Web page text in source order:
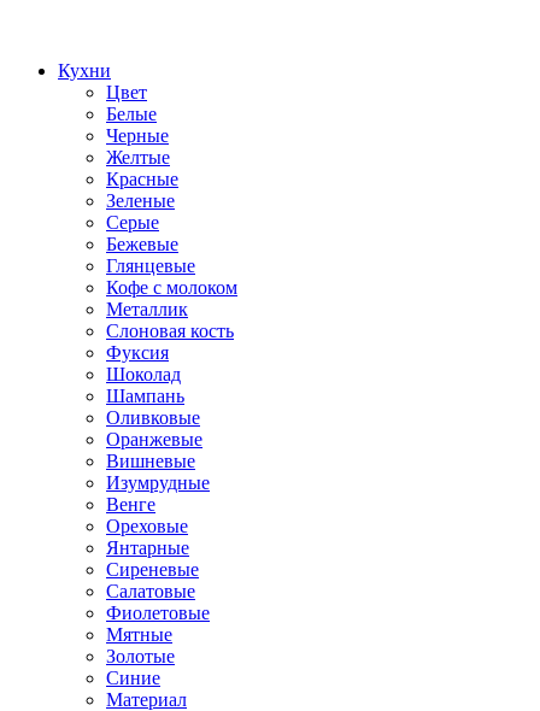
Кухни
Цвет
Белые
Черные
Желтые
Красные
Зеленые
Серые
Бежевые
Глянцевые
Кофе с молоком
Металлик
Слоновая кость
Фуксия
Шоколад
Шампань
Оливковые
Оранжевые
Вишневые
Изумрудные
Венге
Ореховые
Янтарные
Сиреневые
Салатовые
Фиолетовые
Мятные
Золотые
Синие
Материал